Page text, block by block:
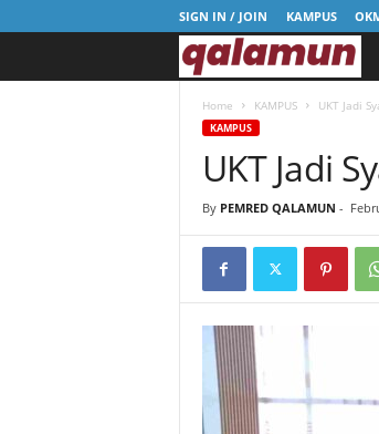
SIGN IN / JOIN KAMPUS
Home KAMPUS UKT Jadi
KAMPUS
UKT Jadi
By PEMRED QALAMUN -